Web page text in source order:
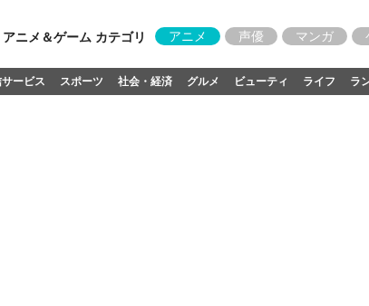
アニメ＆ゲーム カテゴリ アニメ 声優 マンガ
ービス スポーツ 社会・経済 グルメ ビューティ ライフ ラ